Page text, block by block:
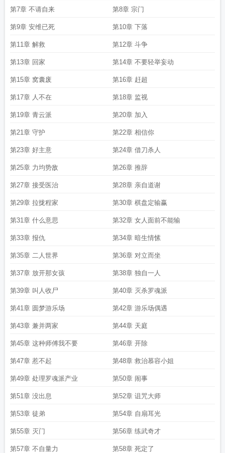
第7章 不请自来 第8章 宗门
第9章 安维已死 第10章 下落
第11章 解救 第12章 斗争
第13章 回家 第14章 不要轻举妄动
第15章 窝囊废 第16章 赶超
第17章 人不在 第18章 监视
第19章 青云派 第20章 加入
第21章 守护 第22章 相信你
第23章 好主意 第24章 借刀杀人
第25章 力均势敌 第26章 推辞
第27章 接受医治 第28章 亲自道谢
第29章 拉拢程家 第30章 棋盘定输赢
第31章 什么意思 第32章 女人面前不能输
第33章 报仇 第34章 暗生情愫
第35章 二人世界 第36章 对立而坐
第37章 放开那女孩 第38章 独自一人
第39章 叫人收尸 第40章 灭杀罗魂派
第41章 圆梦游乐场 第42章 游乐场偶遇
第43章 兼并两家 第44章 天庭
第45章 这种师傅我不要 第46章 开除
第47章 惹不起 第48章 救治慕容小姐
第49章 处理罗魂派产业 第50章 闹事
第51章 没出息 第52章 诅咒大师
第53章 徒弟 第54章 自扇耳光
第55章 灭门 第56章 练武奇才
第57章 不自量力 第58章 死定了